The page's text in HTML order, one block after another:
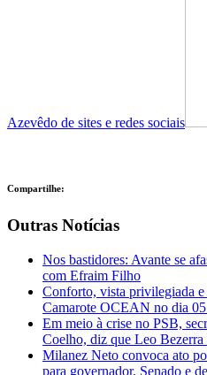
Azevêdo de sites e redes sociais
Compartilhe:
Outras Notícias
Nos bastidores: Avante se
com Efraim Filho
Conforto, vista privilegiada
Camarote OCEAN no dia 05
Em meio à crise no PSB,
Coelho, diz que Leo
Milanez Neto convoca ato
para governador, Senado e